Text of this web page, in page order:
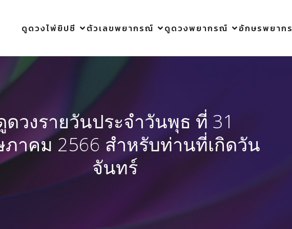
ดูดวงไพ่ยิปซี ตัวเลขพยากรณ์ ดูดวงพยากรณ์ อักษรพยากร
ดวงรายวันประจำวันพุธ ที่ 31
าคม 2566 สำหรับท่านที่เกิดวัน
จันทร์